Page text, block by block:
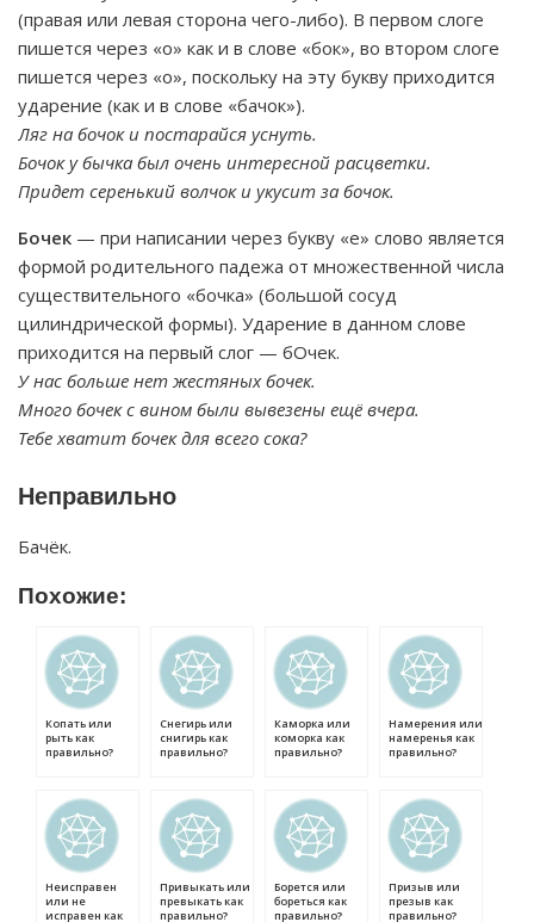
(правая или левая сторона чего-либо). В первом слоге
пишется через «о» как и в слове «бок», во втором слоге
пишется через «о», поскольку на эту букву приходится
ударение (как и в слове «бачок»).
Ляг на бочок и постарайся уснуть.
Бочок у бычка был очень интересной расцветки.
Придет серенький волчок и укусит за бочок.
Бочек — при написании через букву «е» слово является
формой родительного падежа от множественной числа
существительного «бочка» (большой сосуд
цилиндрической формы). Ударение в данном слове
приходится на первый слог — бОчек.
У нас больше нет жестяных бочек.
Много бочек с вином были вывезены ещё вчера.
Тебе хватит бочек для всего сока?
Неправильно
Бачёк.
Похожие:
Копать или
рыть как
правильно?
Снегирь или
снигирь как
правильно?
Каморка или
коморка как
правильно?
Намерения или
намеренья как
правильно?
Неисправен
или не
исправен как
Привыкать или
превыкать как
правильно?
Борется или
бореться как
правильно?
Призыв или
презыв как
правильно?